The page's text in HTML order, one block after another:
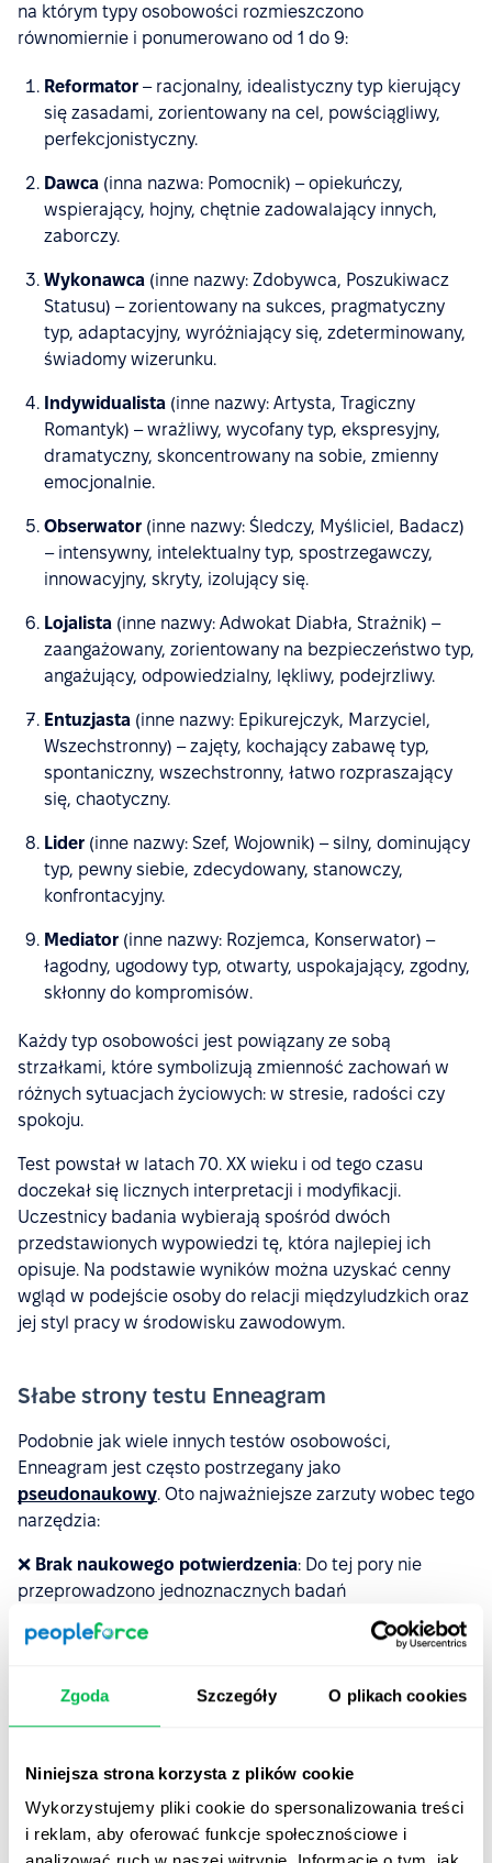
Zgoda Szczegóły O plikach cookies
Niniejsza strona korzysta z plików cookie
Wykorzystujemy pliki cookie do spersonalizowania treści
i reklam, aby oferować funkcje społecznościowe i
na którym typy osobowości rozmieszczono
równomiernie i ponumerowano od 1 do 9:
Reformator – racjonalny, idealistyczny typ kierujący
się zasadami, zorientowany na cel, powściągliwy,
perfekcjonistyczny.
Dawca (inna nazwa: Pomocnik) – opiekuńczy,
wspierający, hojny, chętnie zadowalający innych,
zaborczy.
Wykonawca (inne nazwy: Zdobywca, Poszukiwacz
Statusu) – zorientowany na sukces, pragmatyczny
typ, adaptacyjny, wyróżniający się, zdeterminowany,
świadomy wizerunku.
Indywidualista (inne nazwy: Artysta, Tragiczny
Romantyk) – wrażliwy, wycofany typ, ekspresyjny,
dramatyczny, skoncentrowany na sobie, zmienny
emocjonalnie.
Obserwator (inne nazwy: Śledczy, Myśliciel, Badacz)
– intensywny, intelektualny typ, spostrzegawczy,
innowacyjny, skryty, izolujący się.
Lojalista (inne nazwy: Adwokat Diabła, Strażnik) –
zaangażowany, zorientowany na bezpieczeństwo typ,
angażujący, odpowiedzialny, lękliwy, podejrzliwy.
Entuzjasta (inne nazwy: Epikurejczyk, Marzyciel,
Wszechstronny) – zajęty, kochający zabawę typ,
spontaniczny, wszechstronny, łatwo rozpraszający
się, chaotyczny.
Lider (inne nazwy: Szef, Wojownik) – silny, dominujący
typ, pewny siebie, zdecydowany, stanowczy,
konfrontacyjny.
Mediator (inne nazwy: Rozjemca, Konserwator) –
łagodny, ugodowy typ, otwarty, uspokajający, zgodny,
skłonny do kompromisów.
Każdy typ osobowości jest powiązany ze sobą
strzałkami, które symbolizują zmienność zachowań w
różnych sytuacjach życiowych: w stresie, radości czy
spokoju.
Test powstał w latach 70. XX wieku i od tego czasu
doczekał się licznych interpretacji i modyfikacji.
Uczestnicy badania wybierają spośród dwóch
przedstawionych wypowiedzi tę, która najlepiej ich
opisuje. Na podstawie wyników można uzyskać cenny
wgląd w podejście osoby do relacji międzyludzkich oraz
jej styl pracy w środowisku zawodowym.
Słabe strony testu Enneagram
Podobnie jak wiele innych testów osobowości,
Enneagram jest często postrzegany jako
pseudonaukowy. Oto najważniejsze zarzuty wobec tego
narzędzia:
❌ Brak naukowego potwierdzenia: Do tej pory nie
przeprowadzono jednoznacznych badań
potwierdzających wiarygodność i skuteczność
Enneagramu. Jest to narzędzie bardziej intuicyjne niż
nieświadomie odpowiadać zgodnie z tym, jak chcieliby
❌ Ograniczona precyzja: Ogólne opisy typów mogą być